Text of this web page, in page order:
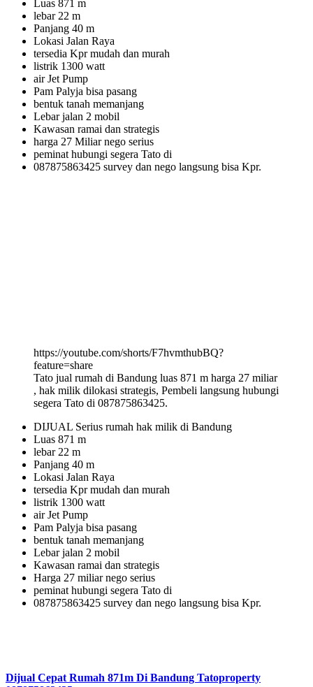
Luas 871 m
lebar 22 m
Panjang 40 m
Lokasi Jalan Raya
tersedia Kpr mudah dan murah
listrik 1300 watt
air Jet Pump
Pam Palyja bisa pasang
bentuk tanah memanjang
Lebar jalan 2 mobil
Kawasan ramai dan strategis
harga 27 Miliar nego serius
peminat hubungi segera Tato di
087875863425 survey dan nego langsung bisa Kpr.
https://youtube.com/shorts/F7hvmthubBQ?
feature=share
Tato jual rumah di Bandung luas 871 m harga 27 miliar
, hak milik dilokasi strategis, Pembeli langsung hubungi
segera Tato di 087875863425.
DIJUAL Serius rumah hak milik di Bandung
Luas 871 m
lebar 22 m
Panjang 40 m
Lokasi Jalan Raya
tersedia Kpr mudah dan murah
listrik 1300 watt
air Jet Pump
Pam Palyja bisa pasang
bentuk tanah memanjang
Lebar jalan 2 mobil
Kawasan ramai dan strategis
Harga 27 miliar nego serius
peminat hubungi segera Tato di
087875863425 survey dan nego langsung bisa Kpr.
Dijual Cepat Rumah 871m Di Bandung Tatoproperty